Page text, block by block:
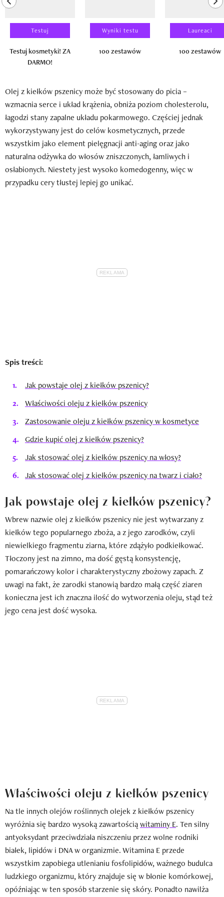
Testuj
Testuj kosmetyki! ZA
DARMO!
Wyniki testu
100 zestawów
Laureaci
100 zestawów
Olej z kiełków pszenicy może być stosowany do picia –
wzmacnia serce i układ krążenia, obniża poziom cholesterolu,
łagodzi stany zapalne układu pokarmowego. Częściej jednak
wykorzystywany jest do celów kosmetycznych, przede
wszystkim jako element pielęgnacji anti-aging oraz jako
naturalna odżywka do włosów zniszczonych, łamliwych i
osłabionych. Niestety jest wysoko komedogenny, więc w
przypadku cery tłustej lepiej go unikać.
Spis treści:
Jak powstaje olej z kiełków pszenicy?
Właściwości oleju z kiełków pszenicy
Zastosowanie oleju z kiełków pszenicy w kosmetyce
Gdzie kupić olej z kiełków pszenicy?
Jak stosować olej z kiełków pszenicy na włosy?
Jak stosować olej z kiełków pszenicy na twarz i ciało?
Jak powstaje olej z kiełków pszenicy?
Wbrew nazwie olej z kiełków pszenicy nie jest wytwarzany z
kiełków tego popularnego zboża, a z jego zarodków, czyli
niewielkiego fragmentu ziarna, które zdążyło podkiełkować.
Tłoczony jest na zimno, ma dość gęstą konsystencję,
pomarańczowy kolor i charakterystyczny zbożowy zapach. Z
uwagi na fakt, że zarodki stanowią bardzo małą część ziaren
konieczna jest ich znaczna ilość do wytworzenia oleju, stąd też
jego cena jest dość wysoka.
Właściwości oleju z kiełków pszenicy
Na tle innych olejów roślinnych olejek z kiełków pszenicy
wyróżnia się bardzo wysoką zawartościąwitaminy E. Ten silny
antyoksydant przeciwdziała niszczeniu przez wolne rodniki
białek, lipidów i DNA w organizmie. Witamina E przede
wszystkim zapobiega utlenianiu fosfolipidów, ważnego budulca
ludzkiego organizmu, który znajduje się w błonie komórkowej,
opóźniając w ten sposób starzenie się skóry. Ponadto nawilża